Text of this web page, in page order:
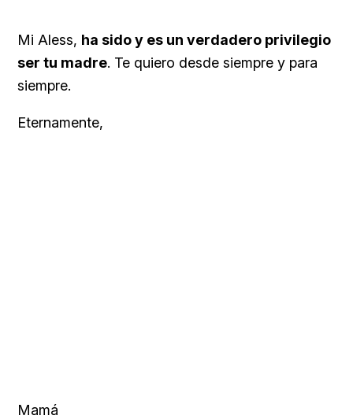
Mi Aless, ha sido y es un verdadero privilegio
ser tu madre. Te quiero desde siempre y para
siempre.
Eternamente,
Mamá